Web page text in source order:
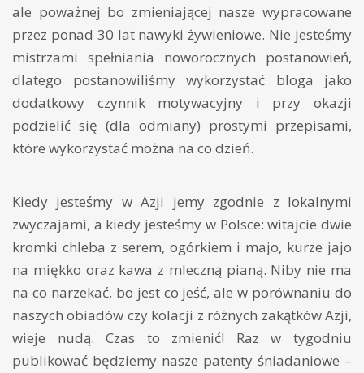
ale poważnej bo zmieniającej nasze wypracowane
przez ponad 30 lat nawyki żywieniowe. Nie jesteśmy
mistrzami spełniania noworocznych postanowień,
dlatego postanowiliśmy wykorzystać bloga jako
dodatkowy czynnik motywacyjny i przy okazji
podzielić się (dla odmiany) prostymi przepisami,
które wykorzystać można na co dzień.
Kiedy jesteśmy w Azji jemy zgodnie z lokalnymi
zwyczajami, a kiedy jesteśmy w Polsce: witajcie dwie
kromki chleba z serem, ogórkiem i majo, kurze jajo
na miękko oraz kawa z mleczną pianą. Niby nie ma
na co narzekać, bo jest co jeść, ale w porównaniu do
naszych obiadów czy kolacji z różnych zakątków Azji,
wieje nudą. Czas to zmienić! Raz w tygodniu
publikować będziemy nasze patenty śniadaniowe –